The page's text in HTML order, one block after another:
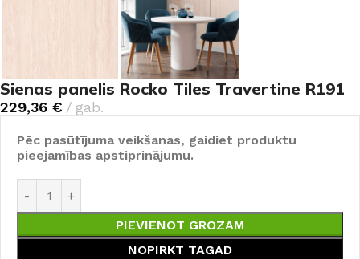
Sienas panelis Rocko Tiles Travertine R191
229,36 € gab.
Pēc pasūtījuma veikšanas, gaidiet produktu
pieejamības apstiprinājumu.
PIEVIENOT GROZAM
NOPIRKT TAGAD